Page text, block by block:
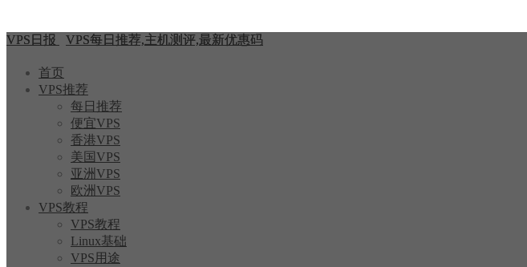
VPS日报 VPS每日推荐,主机测评,最新优惠码
首页
VPS推荐
每日推荐
便宜VPS
香港VPS
美国VPS
亚洲VPS
欧洲VPS
VPS教程
VPS教程
Linux基础
VPS用途